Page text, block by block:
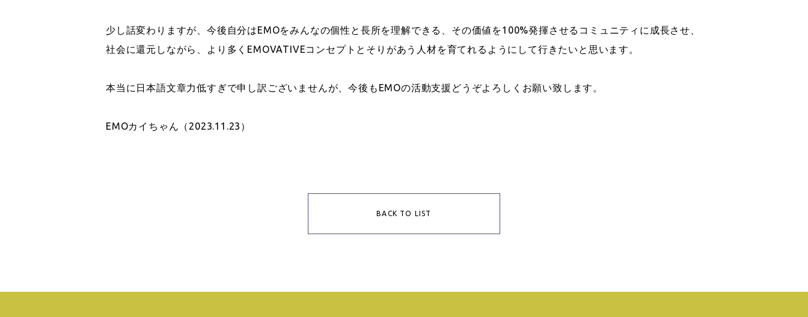
少し話変わりますが、今後自分はEMOをみんなの個性と長所を理解できる、その価値を100%発揮させるコミュニティに成長させ、
社会に還元しながら、より多くEMOVATIVEコンセプトとそりがあう人材を育てれるようにして行きたいと思います。
本当に日本語文章力低すぎで申し訳ございませんが、今後もEMOの活動支援どうぞよろしくお願い致します。
EMOカイちゃん（2023.11.23）
BACK TO LIST